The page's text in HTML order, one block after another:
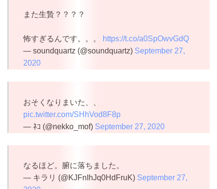
また生贄？？？？
怖すぎるんです。。。
https://t.co/a0SpOwvGdQ
— soundquartz (@soundquartz) September 27,
2020
おそくなりまいた、、
pic.twitter.com/SHhVod8F8p
— ﾈｺ (@nekko_mof) September 27, 2020
なるほど。腑に落ちました。
— キラリ (@KJFnIhJq0HdFruK) September 27,